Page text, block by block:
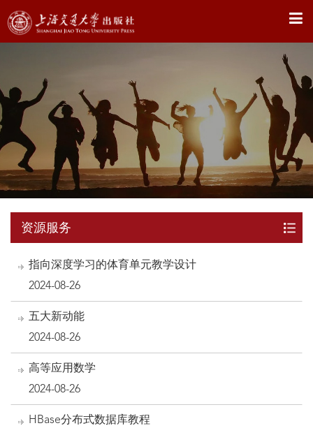
X
资源服务
指向深度学习的体育单元教学设计
2024-08-26
五大新动能
2024-08-26
高等应用数学
2024-08-26
HBase分布式数据库教程